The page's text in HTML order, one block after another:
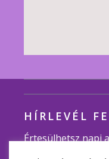
HÍRLEVÉL
Értesülhetsz napi